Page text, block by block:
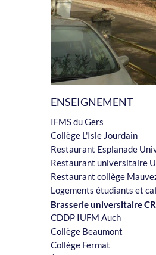
ENSEIGNEMENT
IFMS du Gers
Collège L'Isle Jourdain
Restaurant Esplanade
Restaurant universitaire
Restaurant collège
Logements étudiants et
Brasserie universitaire
CDDP IUFM Auch
Collège Beaumont
Collège Fermat
Brasserie universitaire